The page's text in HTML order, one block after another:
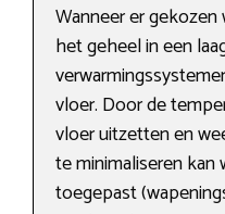
Wanneer er
het geheel in een
vloer. Door de
vloer uitzetten en
te minimaliseren kan
toegepast